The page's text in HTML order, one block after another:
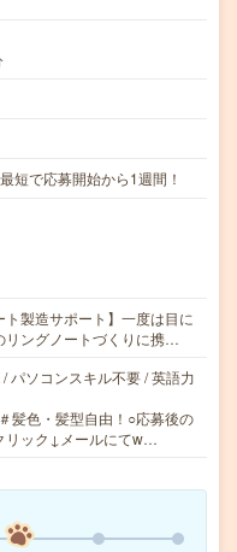
で応募開始から1週間！
ト製造サポート】一度は目に
リングノートづくりに携…
パソコンスキル不要 / 英語力
髪色・髪型自由！○応募後の
リック↓メールにてw…